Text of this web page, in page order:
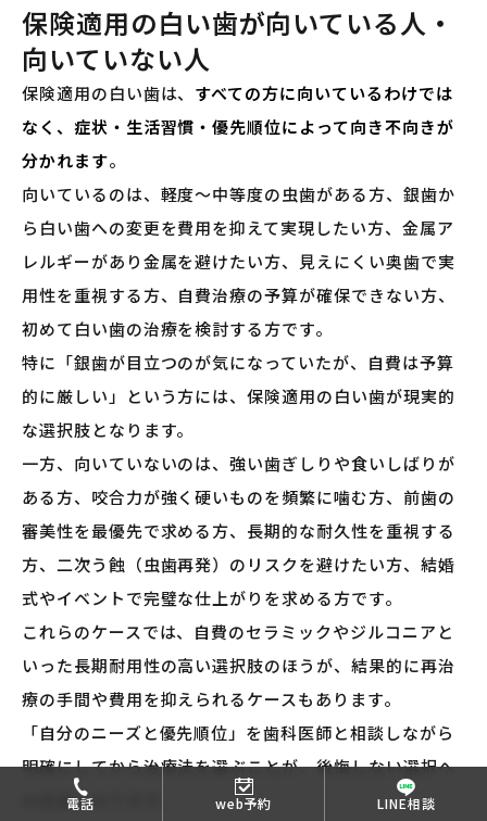
電話 web予約 LINE相談
保険適用の白い歯が向いている人・
向いていない人
保険適用の白い歯は、 すべての方に向いているわけでは
なく、症状・生活習慣・優先順位によって向き不向きが
分かれます。
向いているのは、軽度〜中等度の虫歯がある方、銀歯か
ら白い歯への変更を費用を抑えて実現したい方、金属ア
レルギーがあり金属を避けたい方、見えにくい奥歯で実
用性を重視する方、自費治療の予算が確保できない方、
初めて白い歯の治療を検討する方です。
特に「銀歯が目立つのが気になっていたが、自費は予算
的に厳しい」という方には、保険適用の白い歯が現実的
な選択肢となります。
一方、向いていないのは、強い歯ぎしりや食いしばりが
ある方、咬合力が強く硬いものを頻繁に噛む方、前歯の
審美性を最優先で求める方、長期的な耐久性を重視する
方、二次う蝕（虫歯再発）のリスクを避けたい方、結婚
式やイベントで完璧な仕上がりを求める方です。
これらのケースでは、自費のセラミックやジルコニアと
いった長期耐用性の高い選択肢のほうが、結果的に再治
療の手間や費用を抑えられるケースもあります。
「自分のニーズと優先順位」を歯科医師と相談しながら
明確にしてから治療法を選ぶことが、後悔しない選択へ
の近道となります。